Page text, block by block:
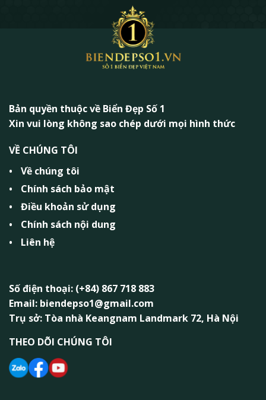
Bản quyền thuộc về Biển Đẹp Số 1
Xin vui lòng không sao chép dưới mọi hình thức
VỀ CHÚNG TÔI
Về chúng tôi
Chính sách bảo mật
Điều khoản sử dụng
Chính sách nội dung
Liên hệ
Số điện thoại: (+84) 867 718 883
Email: biendepso1@gmail.com
Trụ sở: Tòa nhà Keangnam Landmark 72, Hà Nội
THEO DÕI CHÚNG TÔI